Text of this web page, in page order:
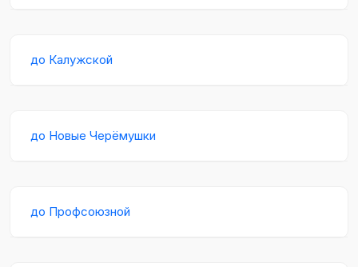
до Калужской
до Новые Черёмушки
до Профсоюзной